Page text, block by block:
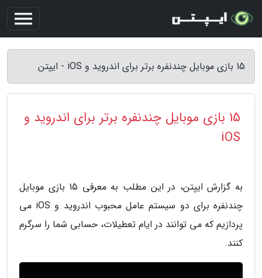
15 بازی موبایل چندنفره برتر برای اندروید و iOS - ایپتن
15 بازی موبایل چندنفره برتر برای اندروید و
iOS
به گزارش ایپتن، در این مطلب به معرفی 15 بازی موبایل
چندنفره برای دو سیستم عامل محبوب اندروید و iOS می
پردازیم که می توانند در ایام تعطیلات، حسابی شما را سرگرم
کنند.